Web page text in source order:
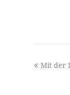
previous
Mit der